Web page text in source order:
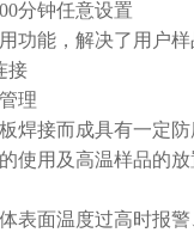
分钟任意设置
功能，解决了用户
接
理
焊接而成具有一定防
使用及高温样品的放
表面温度过高时报